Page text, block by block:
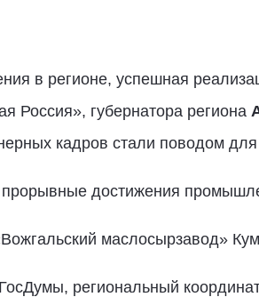
в регионе, успешная
губернатора региона
кадров стали поводом для
достижения
маслосырзавод»
региональный